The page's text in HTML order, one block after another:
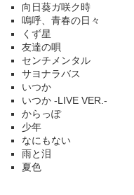
向日葵ガ咲ク時
嗚呼、青春の日々
くず星
友達の唄
センチメンタル
サヨナラバス
いつか
いつか -LIVE VER.-
からっぽ
少年
なにもない
雨と泪
夏色